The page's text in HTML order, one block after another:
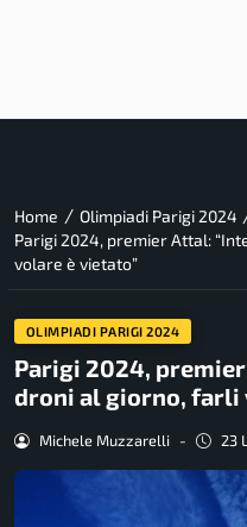
Home / Olimpiadi Parigi 2024
Parigi 2024, premier Attal:
volare è vietato”
OLIMPIADI PARIGI 2024
Parigi 2024,
droni al giorno, farli
Michele Muzzarelli - 23